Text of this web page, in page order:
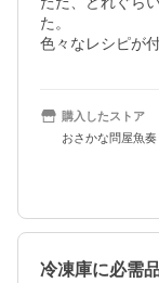
た。
色々なレシピが
購入したストア
おさかな問屋魚奏
冷凍庫に必需